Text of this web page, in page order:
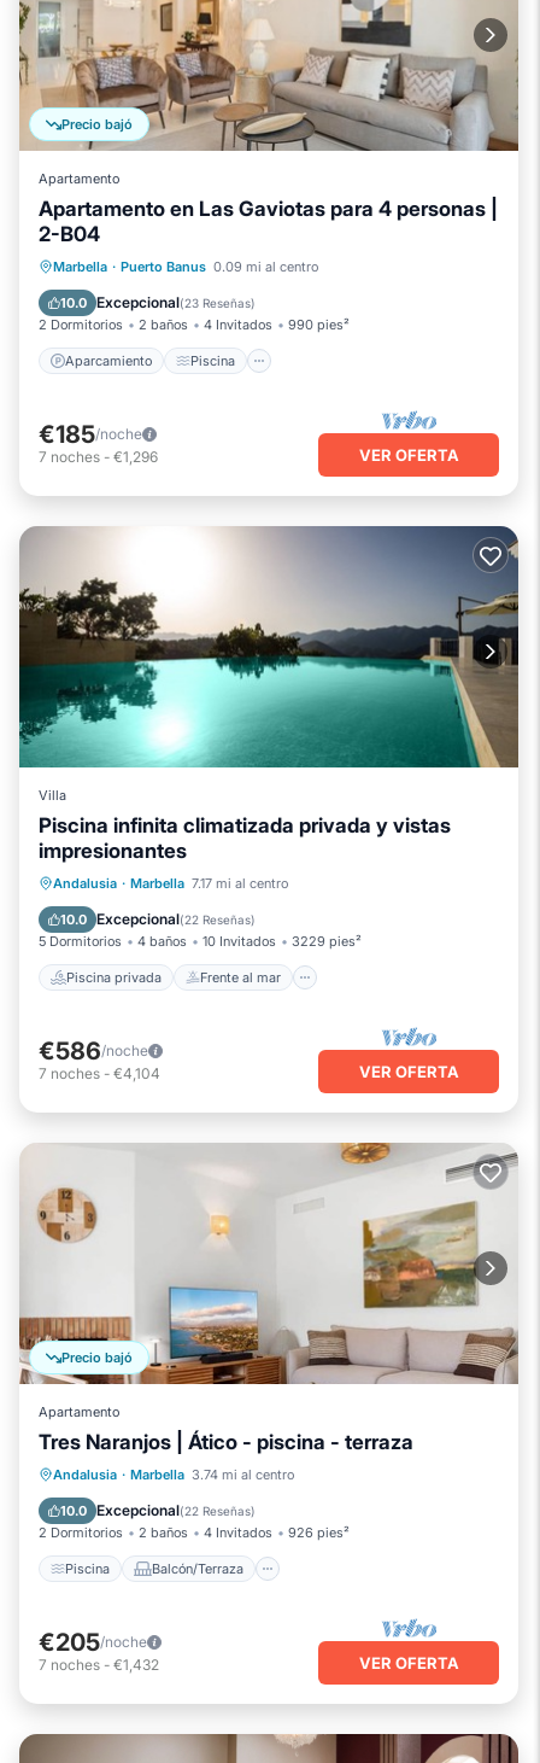
Precio bajó
Apartamento
Apartamento en Las Gaviotas para 4 personas |
2-B04
Marbella · Puerto Banus 0.09 mi al centro
10.0 Excepcional(23 Reseñas)
2 Dormitorios 2 baños 4 Invitados 990 pies²
Aparcamiento Piscina
Aparcamiento
Piscina
Balcón/Terraza
€185/noche
7 noches - €1,296 VER OFERTA
Villa
Piscina infinita climatizada privada y vistas
impresionantes
Andalusia · Marbella 7.17 mi al centro
10.0 Excepcional(22 Reseñas)
5 Dormitorios 4 baños 10 Invitados 3229 pies²
Piscina privada Frente al mar
Piscina privada
Frente al mar
Desayuno
Aparcamiento
€586/noche
7 noches - €4,104 VER OFERTA
Precio bajó
Apartamento
Tres Naranjos | Ático - piscina - terraza
Andalusia · Marbella 3.74 mi al centro
10.0 Excepcional(22 Reseñas)
2 Dormitorios 2 baños 4 Invitados 926 pies²
Piscina Balcón/Terraza
Piscina Balcón/Terraza
Aire acondicionado
€205/noche
7 noches - €1,432 VER OFERTA